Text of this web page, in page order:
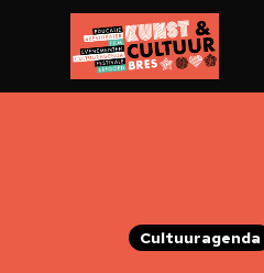
Cultuuragenda